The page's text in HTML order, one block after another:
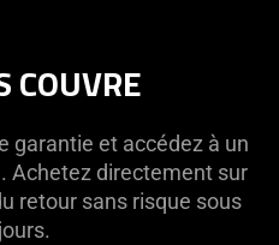
COUVRE
garantie et accédez à un
Achetez directement sur
retour sans risque sous